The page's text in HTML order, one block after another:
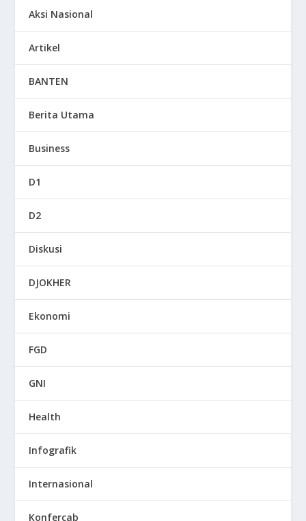
Aksi Nasional
Artikel
BANTEN
Berita Utama
Business
D1
D2
Diskusi
DJOKHER
Ekonomi
FGD
GNI
Health
Infografik
Internasional
Konfercab